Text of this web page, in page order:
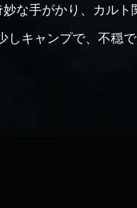
な手がかり、カル
しキャンプで、不穏